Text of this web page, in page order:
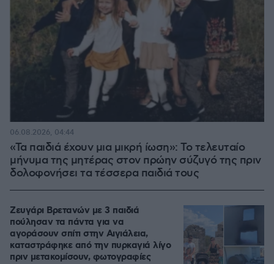
«Τα παιδιά έχουν μια μικρή ίωση»: Το τελευταίο
μήνυμα της μητέρας στον πρώην σύζυγό της πριν
δολοφονήσει τα τέσσερα παιδιά τους
06.08.2026, 04:44
Ζευγάρι Βρετανών με 3 παιδιά
πούλησαν τα πάντα για να
αγοράσουν σπίτι στην Αιγιάλεια,
καταστράφηκε από την πυρκαγιά λίγο
πριν μετακομίσουν, φωτογραφίες